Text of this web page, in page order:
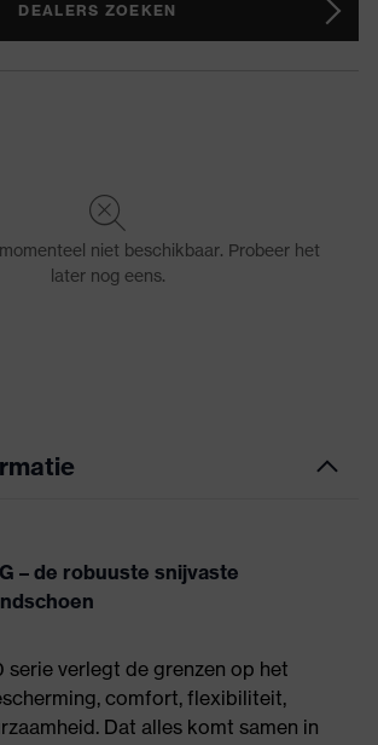
DEALERS ZOEKEN
– de robuuste snijvaste
serie verlegt de grenzen op het
comfort, flexibiliteit,
Dat alles komt samen in